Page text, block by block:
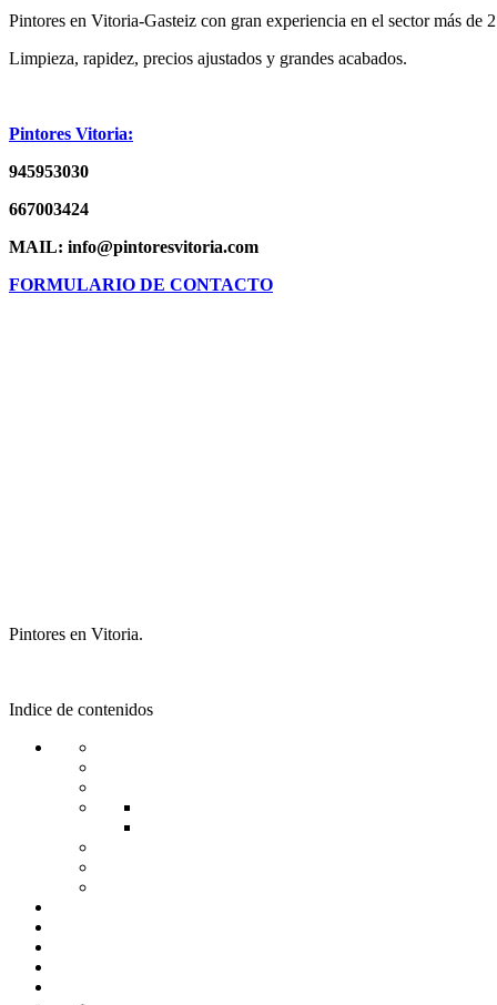
Pintores en Vitoria-Gasteiz con gran experiencia en el sector más de
Limpieza, rapidez, precios ajustados y grandes acabados.
Pintores Vitoria:
945953030
667003424
MAIL: info@pintoresvitoria.com
FORMULARIO DE CONTACTO
Pintores en Vitoria.
Indice de contenidos